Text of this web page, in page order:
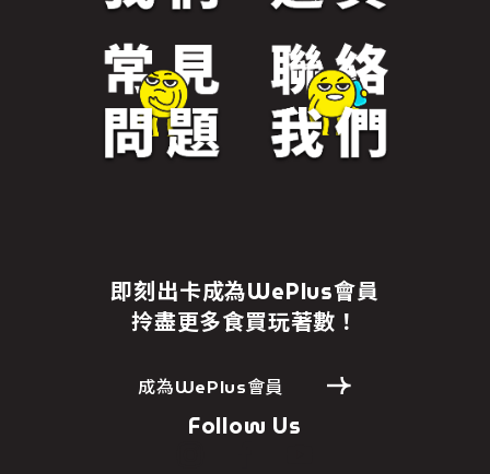
即刻出卡成為WePlus會員
拎盡更多食買玩著數！
成為WePlus會員
Follow Us